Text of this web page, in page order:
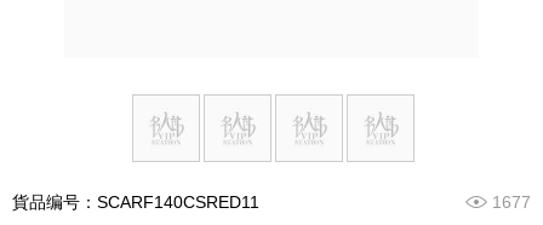
貨品编号：SCARF140CSRED11 1677